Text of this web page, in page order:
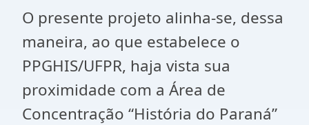
O presente projeto alinha-se, dessa
maneira, ao que estabelece o
PPGHIS/UFPR, haja vista sua
proximidade com a Área de
Concentração “História do Paraná”